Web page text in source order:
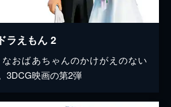
ラえもん 2
おばあちゃんのかけがえのない
3DCG映画の第2弾